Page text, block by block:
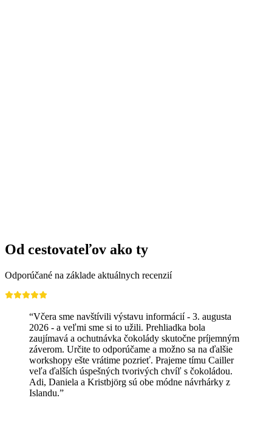
Od cestovateľov ako ty
Odporúčané na základe aktuálnych recenzií
“Včera sme navštívili výstavu informácií - 3. augusta
2026 - a veľmi sme si to užili. Prehliadka bola
zaujímavá a ochutnávka čokolády skutočne príjemným
záverom. Určite to odporúčame a možno sa na ďalšie
workshopy ešte vrátime pozrieť. Prajeme tímu Cailler
veľa ďalších úspešných tvorivých chvíľ s čokoládou.
Adi, Daniela a Kristbjörg sú obe módne návrhárky z
Islandu.”